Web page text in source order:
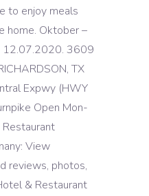
to enjoy meals
home. Oktober –
12.07.2020. 3609
TX
Expwy (HWY
Open Mon-
View
reviews, photos,
& Restaurant